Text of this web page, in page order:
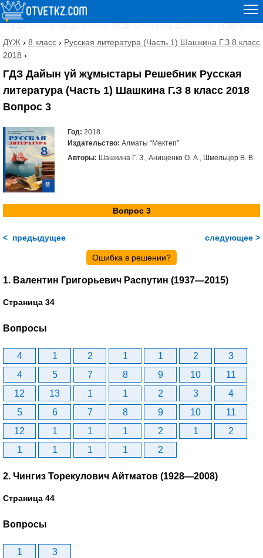
ДҮЖ › 8 класс › Русская литература (Часть 1) Шашкина Г.З 8 класс
2018 ›
ГДЗ Дайын үй жұмыстары Решебник Русская
литература (Часть 1) Шашкина Г.З 8 класс 2018
Вопрос 3
Год: 2018
Издательство: Алматы “Мектеп”
Авторы: Шашкина Г. З., Анищенко О. А., Шмельцер В. В.
Вопрос 3
< предыдущее следующее >
Ошибка в решении?
1. Валентин Григорьевич Распутин (1937—2015)
Страница 34
Вопросы
4 1 2 1 1 2
3
4
5 7 8 9 10
11
12
13 1 1 2 3
4
5
6 7 8 9 10
11
12
1 1 1 2 1
2
1
1 1 1 2
2. Чингиз Торекулович Айтматов (1928—2008)
Страница 44
Вопросы
1 3